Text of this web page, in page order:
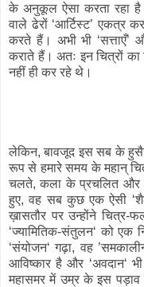
के अनुकूल ऐसा करता रहा
वाले ढेरों ‘आर्टिस्ट’
करते हैं। अभी भी ‘सत्ताएँ’
कराते हैं। अतः इन चित्रों का
नहीं ही कर रहे थे।
लेकिन, बावजूद इस सब के हुसैन
रूप से हमारे समय के महान्
चलते, कला के प्रचलित और
हुए, वह सब कुछ एक ऐसी
ख़ासतौर पर उन्होंने चित्र-
‘ज्यामितिक-संतुलन‘ को एक
‘संयोजन‘ गढ़ा, वह
आविष्कार है और ‘अवदान‘
महासमर में उम्र के इस पड़ाव